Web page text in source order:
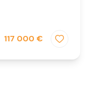
117 000 €